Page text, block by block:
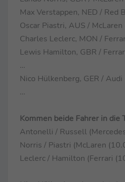
Max Verstappen, NED / Red
Oscar Piastri, AUS /
Charles Leclerc, MON /
Lewis Hamilton, GBR /
…
Nico Hülkenberg, GER /
…
Kommen beide Fahrer in die
Antonelli / Russell
Norris / Piastri (McLaren
Leclerc / Hamilton (Ferrari